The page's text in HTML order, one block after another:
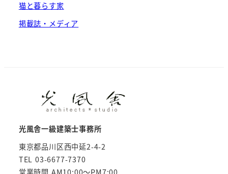
猫と暮らす家
掲載誌・メディア
光風舎一級建築士事務所
東京都品川区西中延2-4-2
TEL 03-6677-7370
営業時間 AM10:00～PM7:00